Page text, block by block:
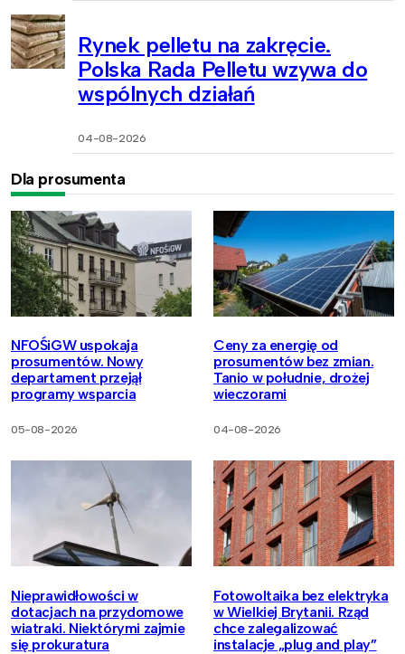
Rynek pelletu na zakręcie.
Polska Rada Pelletu wzywa do
wspólnych działań
04-08-2026
Dla prosumenta
NFOŚiGW uspokaja
prosumentów. Nowy
departament przejął
programy wsparcia
05-08-2026
Ceny za energię od
prosumentów bez zmian.
Tanio w południe, drożej
wieczorami
04-08-2026
Nieprawidłowości w
dotacjach na przydomowe
wiatraki. Niektórymi zajmie
się prokuratura
Fotowoltaika bez elektryka
w Wielkiej Brytanii. Rząd
chce zalegalizować
instalacje „plug and play”